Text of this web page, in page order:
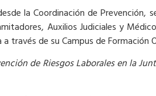
la Coordinación de Prevención,
Auxilios Judiciales y
través de su Campus de Formación
de Riesgos Laborales en la